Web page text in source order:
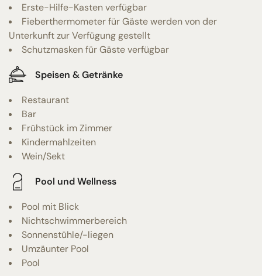
Erste-Hilfe-Kasten verfügbar
Fieberthermometer für Gäste werden von der
Unterkunft zur Verfügung gestellt
Schutzmasken für Gäste verfügbar
Speisen & Getränke
Restaurant
Bar
Frühstück im Zimmer
Kindermahlzeiten
Wein/Sekt
Pool und Wellness
Pool mit Blick
Nichtschwimmerbereich
Sonnenstühle/-liegen
Umzäunter Pool
Pool